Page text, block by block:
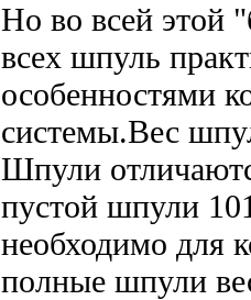
Но во всей этой
всех шпуль
особенностями
системы.Вес
Шпули
пустой шпули
необходимо для
полные шпули